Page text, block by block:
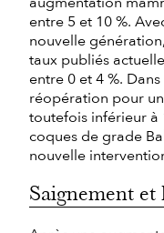
entre 5 et 10 %.
nouvelle
taux publiés
entre 0 et 4 %.
réopération pour
toutefois inférieur à
coques de grade
nouvelle
Saignement et